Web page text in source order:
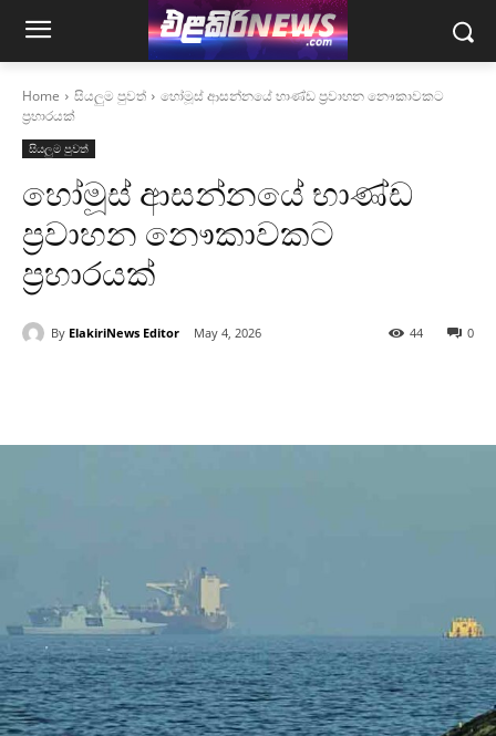
Home සියලුම පුවත්
හෝමූස් ආසන්නයේ භාණ්ඩ ප්‍රවාහන නෞකාවකට
ප්‍රහාරයක්
සියලුම පුවත්
හෝමූස් ආසන්නයේ භාණ්ඩ
ප්‍රවාහන නෞකාවකට
ප්‍රහාරයක්
By ElakiriNews Editor May 4, 2026 0
44